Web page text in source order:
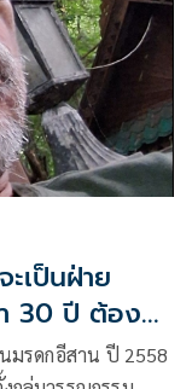
เป็นฝ่าย
30 ปี ต้อง
มรดกอีสาน ปี 2558